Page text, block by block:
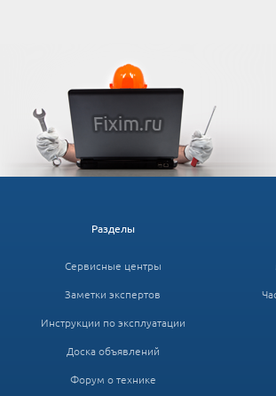
Разделы
Сервисные центры
Заметки экспертов
Инструкции по эксплуатации
Доска объявлений
Форум о технике